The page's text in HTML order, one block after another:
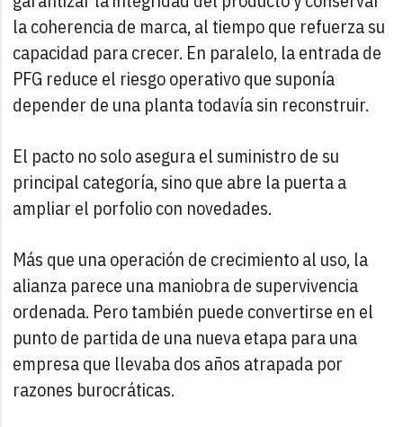
la coherencia de marca, al tiempo que refuerza su
capacidad para crecer. En paralelo, la entrada de
PFG reduce el riesgo operativo que suponía
depender de una planta todavía sin reconstruir.
El pacto no solo asegura el suministro de su
principal categoría, sino que abre la puerta a
ampliar el porfolio con novedades.
Más que una operación de crecimiento al uso, la
alianza parece una maniobra de supervivencia
ordenada. Pero también puede convertirse en el
punto de partida de una nueva etapa para una
empresa que llevaba dos años atrapada por
razones burocráticas.